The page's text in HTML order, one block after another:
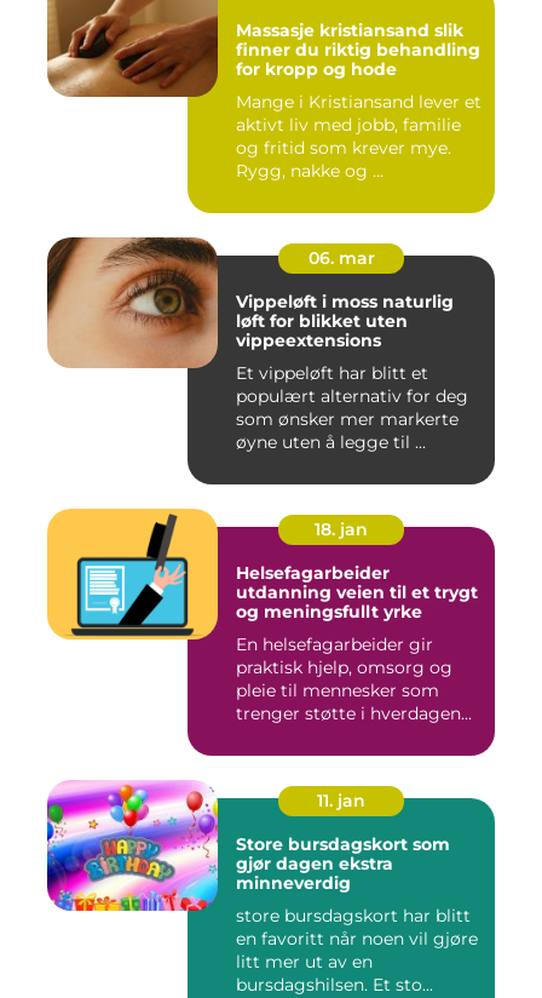
Massasje kristiansand slik
finner du riktig behandling
for kropp og hode
Mange i Kristiansand lever et
aktivt liv med jobb, familie
og fritid som krever mye.
Rygg, nakke og ...
06. mar
Vippeløft i moss naturlig
løft for blikket uten
vippeextensions
Et vippeløft har blitt et
populært alternativ for deg
som ønsker mer markerte
øyne uten å legge til ...
18. jan
Helsefagarbeider
utdanning veien til et trygt
og meningsfullt yrke
En helsefagarbeider gir
praktisk hjelp, omsorg og
pleie til mennesker som
trenger støtte i hverdagen...
11. jan
Store bursdagskort som
gjør dagen ekstra
minneverdig
store bursdagskort har blitt
en favoritt når noen vil gjøre
litt mer ut av en
bursdagshilsen. Et sto...